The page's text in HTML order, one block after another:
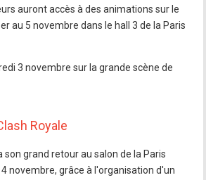
auront accès à des animations sur le
au 5 novembre dans le hall 3 de la Paris
3 novembre sur la grande scène de
Royale
son grand retour au salon de la Paris
novembre, grâce à l'organisation d'un